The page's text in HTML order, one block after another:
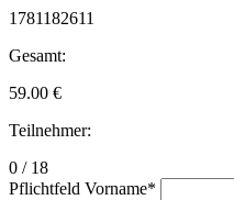
1781182611
Gesamt:
59.00 €
Teilnehmer:
0 / 18
Pflichtfeld Vorname*